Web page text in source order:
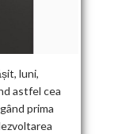
luni,
astfel cea
prima